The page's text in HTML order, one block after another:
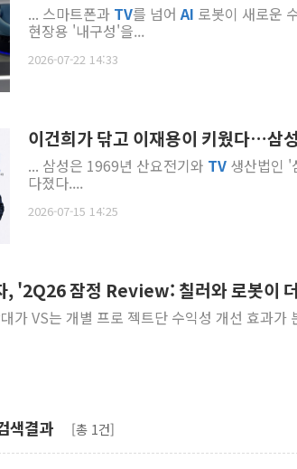
... 스마트폰과 TV를 넘어AI 로봇이 새로운
현장용 '내구성'을...
2026-07-22 14:33
이건희가 닦고 이재용이 키웠다…삼
... 삼성은 1969년 산요전기와 TV 생산법인 '
다졌다....
2026-07-15 14:25
, '2Q26 잠정 Review: 칠러와 로봇이
가 VS는 개별 프로 젝트단 수익성 개선 효과가
색결과 [총 1건]